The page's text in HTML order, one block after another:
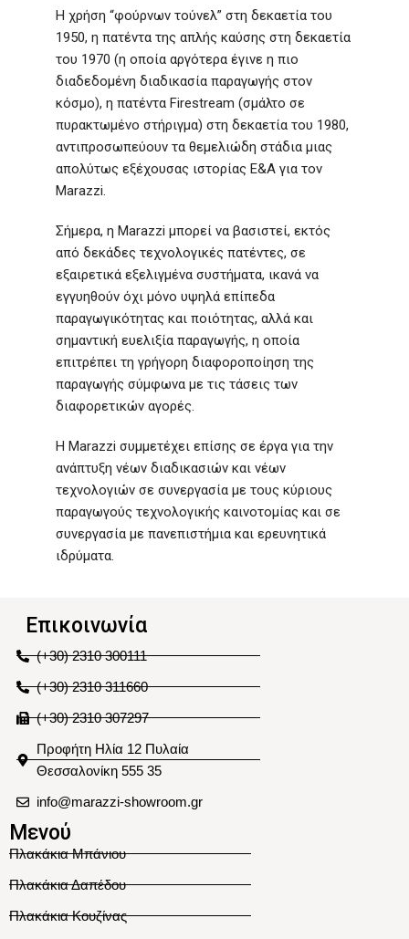
Η χρήση “φούρνων τούνελ” στη δεκαετία του
1950, η πατέντα της απλής καύσης στη δεκαετία
του 1970 (η οποία αργότερα έγινε η πιο
διαδεδομένη διαδικασία παραγωγής στον
κόσμο), η πατέντα Firestream (σμάλτο σε
πυρακτωμένο στήριγμα) στη δεκαετία του 1980,
αντιπροσωπεύουν τα θεμελιώδη στάδια μιας
απολύτως εξέχουσας ιστορίας Ε&Α για τον
Marazzi.
Σήμερα, η Marazzi μπορεί να βασιστεί, εκτός
από δεκάδες τεχνολογικές πατέντες, σε
εξαιρετικά εξελιγμένα συστήματα, ικανά να
εγγυηθούν όχι μόνο υψηλά επίπεδα
παραγωγικότητας και ποιότητας, αλλά και
σημαντική ευελιξία παραγωγής, η οποία
επιτρέπει τη γρήγορη διαφοροποίηση της
παραγωγής σύμφωνα με τις τάσεις των
διαφορετικών αγορές.
Η Marazzi συμμετέχει επίσης σε έργα για την
ανάπτυξη νέων διαδικασιών και νέων
τεχνολογιών σε συνεργασία με τους κύριους
παραγωγούς τεχνολογικής καινοτομίας και σε
συνεργασία με πανεπιστήμια και ερευνητικά
ιδρύματα.
Επικοινωνία
(+30) 2310 300111
(+30) 2310 311660
(+30) 2310 307297
Προφήτη Ηλία 12 Πυλαία
Θεσσαλονίκη 555 35
info@marazzi-showroom.gr
Μενού
Πλακάκια Μπάνιου
Πλακάκια Δαπέδου
Πλακάκια Κουζίνας